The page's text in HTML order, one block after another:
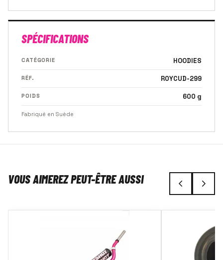
SPÉCIFICATIONS
CATÉGORIE HOODIES
RÉF. R0YCUD-299
POIDS 600 g
Fabriqué en Suède
VOUS AIMEREZ PEUT-ÊTRE AUSSI